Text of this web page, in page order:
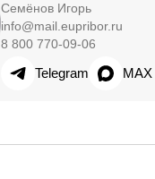
Семёнов Игорь
info@mail.eupribor.ru
8 800 770-09-06
Telegram MAX